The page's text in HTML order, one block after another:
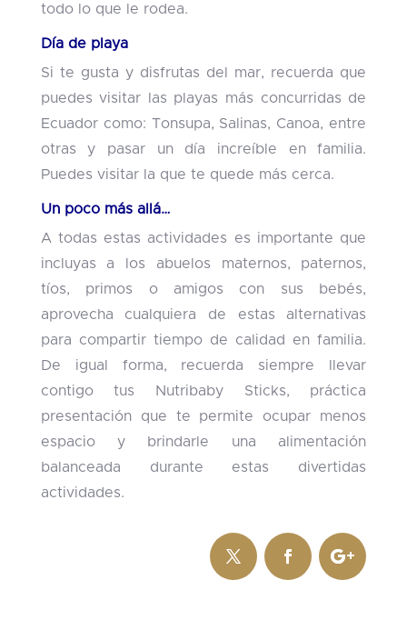
todo lo que le rodea.
Día de playa
Si te gusta y disfrutas del mar, recuerda que
puedes visitar las playas más concurridas de
Ecuador como: Tonsupa, Salinas, Canoa, entre
otras y pasar un día increíble en familia.
Puedes visitar la que te quede más cerca.
Un poco más allá…
A todas estas actividades es importante que
incluyas a los abuelos maternos, paternos,
tíos, primos o amigos con sus bebés,
aprovecha cualquiera de estas alternativas
para compartir tiempo de calidad en familia.
De igual forma, recuerda siempre llevar
contigo tus Nutribaby Sticks, práctica
presentación que te permite ocupar menos
espacio y brindarle una alimentación
balanceada durante estas divertidas
actividades.